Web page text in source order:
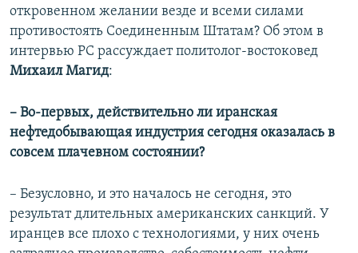
откровенном желании везде и всеми силами
противостоять Соединенным Штатам? Об этом в
интервью РС рассуждает политолог-востоковед
Михаил Магид:
​– Во-первых, действительно ли иранская
нефтедобывающая индустрия сегодня оказалась в
совсем плачевном состоянии?
– Безусловно, и это началось не сегодня, это
результат длительных американских санкций. У
иранцев все плохо с технологиями, у них очень